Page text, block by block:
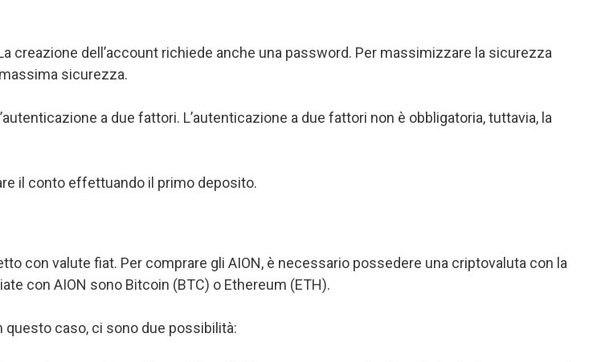
dell’account richiede anche una password. Per massimizzare la sicurezza
sicurezza.
a due fattori. L’autenticazione a due fattori non è obbligatoria, tuttavia, la
il conto effettuando il primo deposito.
con valute fiat. Per comprare gli AION, è necessario possedere una criptovaluta con la
con AION sono Bitcoin (BTC) o Ethereum (ETH).
questo caso, ci sono due possibilità: